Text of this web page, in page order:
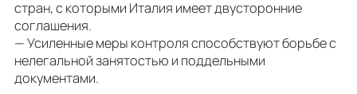
стран, с которыми Италия имеет двусторонние
соглашения.
— Усиленные меры контроля способствуют борьбе с
нелегальной занятостью и поддельными
документами.